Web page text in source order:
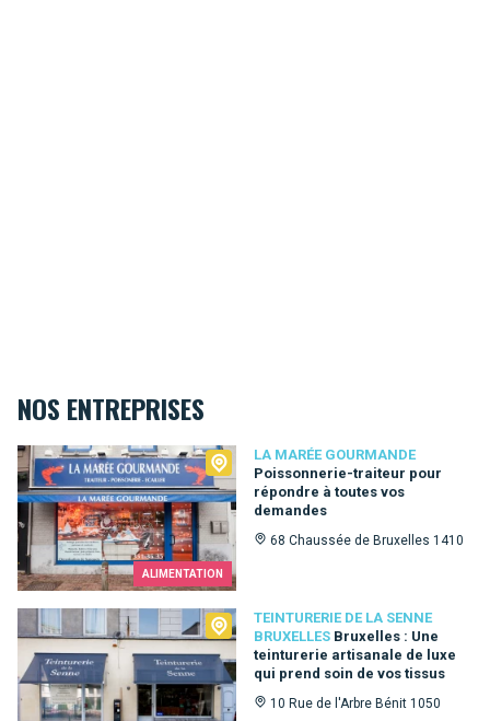
NOS ENTREPRISES
ALIMENTATION
LA MARÉE GOURMANDE
Poissonnerie-traiteur pour
répondre à toutes vos
demandes
68 Chaussée de Bruxelles 1410
La Marée Gourmande
TEINTURERIE DE LA SENNE
BRUXELLES Bruxelles : Une
teinturerie artisanale de luxe
qui prend soin de vos tissus
10 Rue de l'Arbre Bénit 1050
Teinturerie de la Senne Bruxelles